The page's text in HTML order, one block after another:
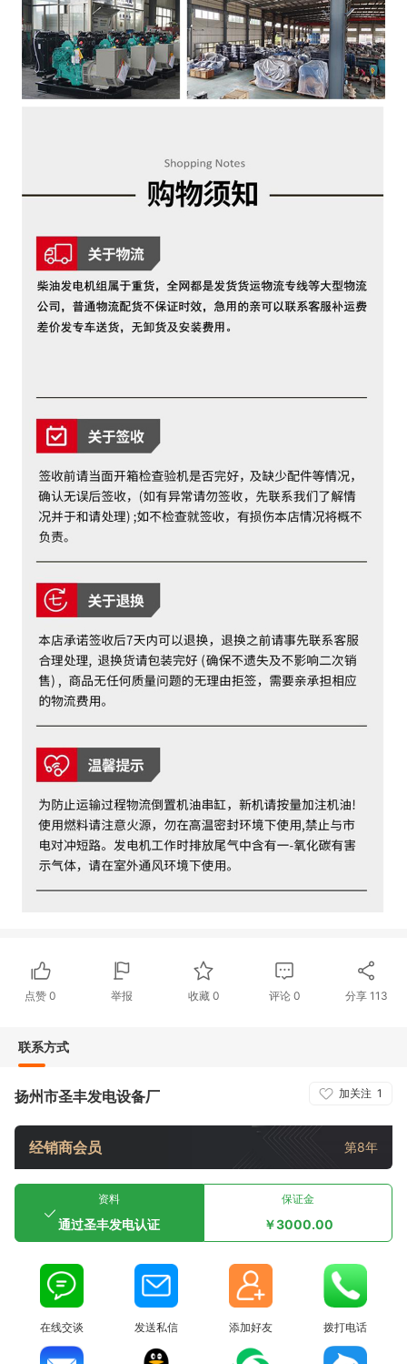
点赞0 举报 收藏 0 评论0 分享 113
联系方式
加关注 1
扬州市圣丰发电设备厂
经销商会员 第8年
资料
通过圣丰发电认证
保证金
￥3000.00
在线交谈 发送私信 添加好友 拨打电话